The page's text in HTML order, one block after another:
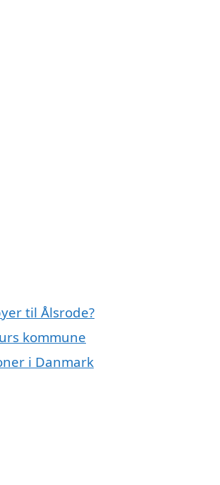
til Ålsrode?
kommune
i Danmark